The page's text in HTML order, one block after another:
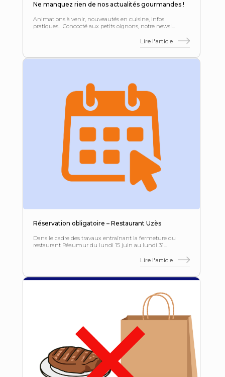
Ne manquez rien de nos actualités gourmandes !
Animations à venir, nouveautés en cuisine, infos
pratiques… Concocté aux petits oignons, notre newsl...
Lire l'article
Réservation obligatoire – Restaurant Uzès
Dans le cadre des travaux entraînant la fermeture du
restaurant Réaumur du lundi 15 juin au lundi 31...
Lire l'article